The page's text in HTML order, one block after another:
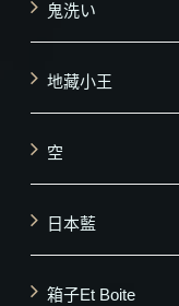
鬼洗い
地藏小王
空
日本藍
箱子Et Boite